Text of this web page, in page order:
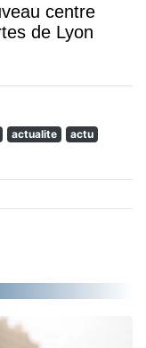
centre
de Lyon
actualite
actu